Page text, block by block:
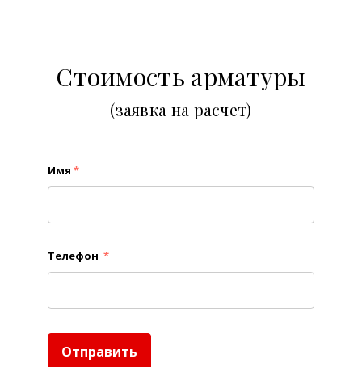
Стоимость арматуры
(заявка на расчет)
Имя *
Телефон *
Отправить